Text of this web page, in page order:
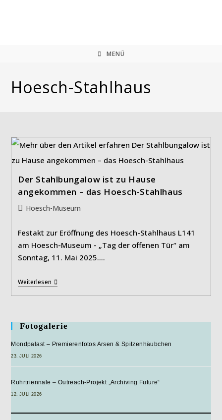
MENÜ
Hoesch-Stahlhaus
Der Stahlbungalow ist zu Hause
angekommen – das Hoesch-Stahlhaus
Beitrags-
Hoesch-Museum
Festakt zur Eröffnung des Hoesch-Stahlhaus L141
am Hoesch-Museum - „Tag der offenen Tür“ am
Sonntag, 11. Mai 2025.…
WeiterlesenDer
Stahlbungalow
Ist
Angekommen
–
Hoesch-
Fotogalerie
Mondpalast – Premierenfotos Arsen & Spitzenhäubchen
23. JULI 2026
Ruhrtriennale – Outreach-Projekt „Archiving Future“
12. JULI 2026